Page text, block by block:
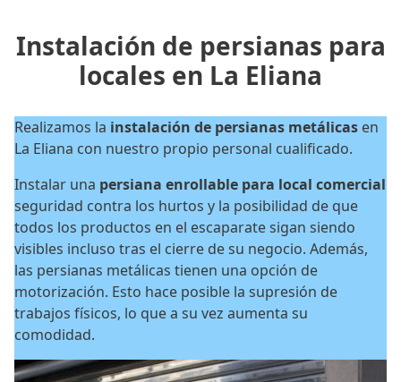
Instalación de persianas para
locales en La Eliana
Realizamos la instalación de persianas metálicas en
La Eliana con nuestro propio personal cualificado.
Instalar una persiana enrollable para local comercial
seguridad contra los hurtos y la posibilidad de que
todos los productos en el escaparate sigan siendo
visibles incluso tras el cierre de su negocio. Además,
las persianas metálicas tienen una opción de
motorización. Esto hace posible la supresión de
trabajos físicos, lo que a su vez aumenta su
comodidad.